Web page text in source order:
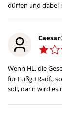
dürfen und dabei
Caesar
Wenn HL, die
für Fußg.+Radf.,
soll, dann wird es